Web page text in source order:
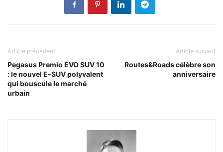
Article précédent
Pegasus Premio EVO SUV 10
: le nouvel E‑SUV polyvalent
qui bouscule le marché
urbain
Article suivant
Routes&Roads célèbre son
anniversaire